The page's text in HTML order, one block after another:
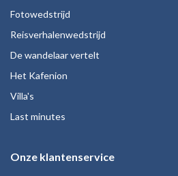
Fotowedstrijd
Reisverhalenwedstrijd
De wandelaar vertelt
Het Kafenion
Villa's
Last minutes
Onze klantenservice